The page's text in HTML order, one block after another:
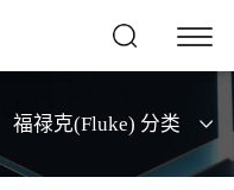
福禄克(Fluke) 分类